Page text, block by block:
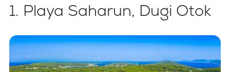
1. Playa Saharun, Dugi Otok